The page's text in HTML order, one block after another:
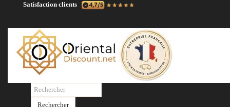
Satisfaction clients
Rechercher